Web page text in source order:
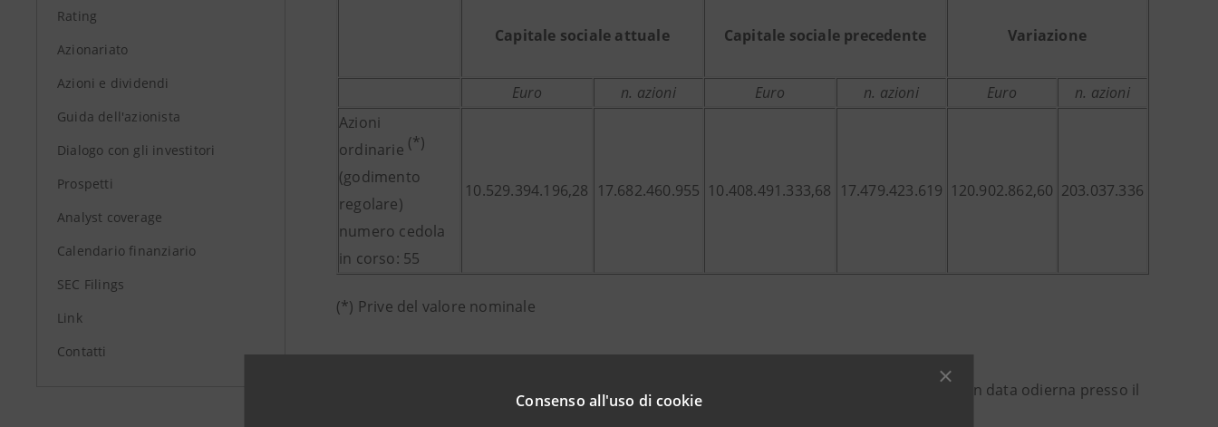
Consenso all'uso di cookie
Rating
Azionariato
Azioni e dividendi
Guida dell'azionista
Dialogo con gli investitori
Prospetti
Analyst coverage
Calendario finanziario
SEC Filings
Link
Contatti
Capitale sociale attuale Capitale sociale precedente Variazione
Euro n. azioni Euro n. azioni Euro
n. azioni
Azioni
ordinarie (*)
(godimento
regolare)
numero cedola
in corso: 55
10.529.394.196,28 17.682.460.955 10.408.491.333,68 17.479.423.619 120.902.862,60 203.037.336
(*) Prive del valore nominale
Lo Statuto sociale aggiornato a seguito dei predetti aumenti di capitale è stato depositato in data odierna presso il